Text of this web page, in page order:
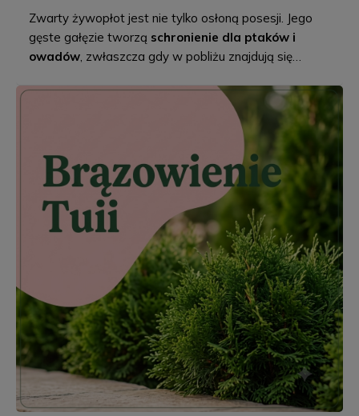
Zwarty żywopłot jest nie tylko osłoną posesji. Jego
gęste gałęzie tworzą schronienie dla ptaków i
owadów , zwłaszcza gdy w pobliżu znajdują się
pyłku i nektaru.